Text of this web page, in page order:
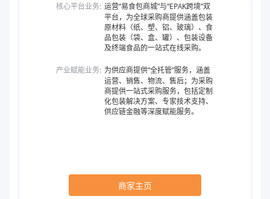
核心平台业务: 运营“易食包商城”与“EPAK跨境”双
平台，为全球采购商提供涵盖包装
原材料（纸、塑、铝、玻璃）、食
品包装（袋、盒、罐）、包装设备
及终端食品的一站式在线采购。
产业赋能业务: 为供应商提供“全托管”服务，涵盖
运营、销售、物流、售后；为采购
商提供一站式采购服务，包括定制
化包装解决方案、专家技术支持、
供应链金融等深度赋能服务。
商家主页